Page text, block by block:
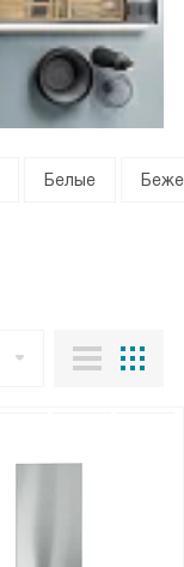
Белые